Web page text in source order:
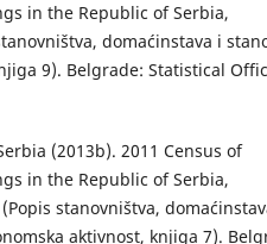
in the Republic of Serbia,
domaćinstava i
9). Belgrade: Statistical
(2013b). 2011 Census of
in the Republic of Serbia,
stanovništva,
aktivnost, knjiga 7).